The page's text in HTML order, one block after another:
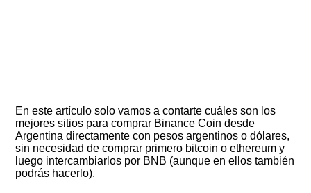
En este artículo solo vamos a contarte cuáles son los
mejores sitios para comprar Binance Coin desde
Argentina directamente con pesos argentinos o dólares,
sin necesidad de comprar primero bitcoin o ethereum y
luego intercambiarlos por BNB (aunque en ellos también
podrás hacerlo).